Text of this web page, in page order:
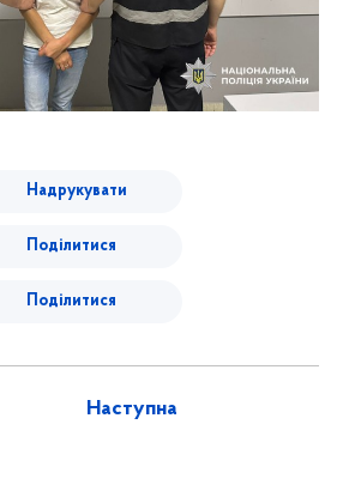
Надрукувати
Поділитися
Поділитися
Наступна